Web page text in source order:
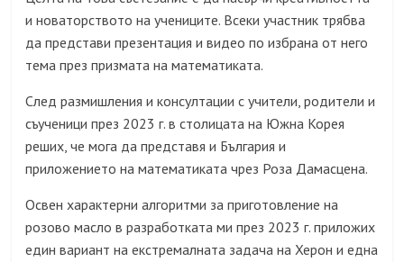
и новаторството на учениците. Всеки участник трябва
да представи презентация и видео по избрана от него
тема през призмата на математиката.
След размишления и консултации с учители, родители и
съученици през 2023 г. в столицата на Южна Корея
реших, че мога да представя и България и
приложението на математиката чрез Роза Дамасцена.
Освен характерни алгоритми за приготовление на
розово масло в разработката ми през 2023 г. приложих
един вариант на екстремалната задача на Херон и една